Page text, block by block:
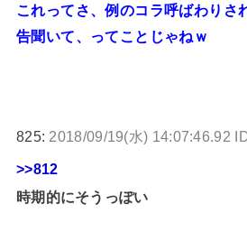
これってさ、例のコラ呼ばわりさ
告聞いて、ってことじゃねｗ
825: 2018/09/19(水) 14:07:46.92
>>812
時期的にそうっぽい